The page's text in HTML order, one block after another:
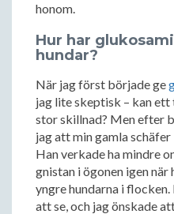
honom.
Hur har
hundar?
När jag först började ge
jag lite skeptisk – kan
stor skillnad? Men efter
jag att min gamla
Han verkade ha mindre
gnistan i ögonen igen
yngre hundarna i
att se, och jag önskade